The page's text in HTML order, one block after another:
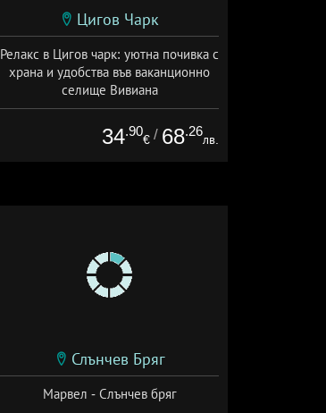
Цигов Чарк
Релакс в Цигов чарк: уютна почивка с
храна и удобства във ваканционно
селище Вивиана
Дата: 07.08 - 30.09 + полупансион
34.90
€ / 68.26
лв.
Слънчев Бряг
Марвел - Слънчев бряг